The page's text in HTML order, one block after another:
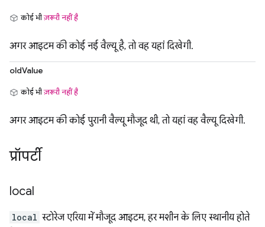
कोई भीज़रूरी नहीं है
अगर आइटम की कोई नई वैल्यू है, तो वह यहां दिखेगी.
oldValue
कोई भीज़रूरी नहीं है
अगर आइटम की कोई पुरानी वैल्यू मौजूद थी, तो यहां वह वैल्यू दिखेगी.
प्रॉपर्टी
local
local स्टोरेज एरिया में मौजूद आइटम, हर मशीन के लिए स्थानीय होते